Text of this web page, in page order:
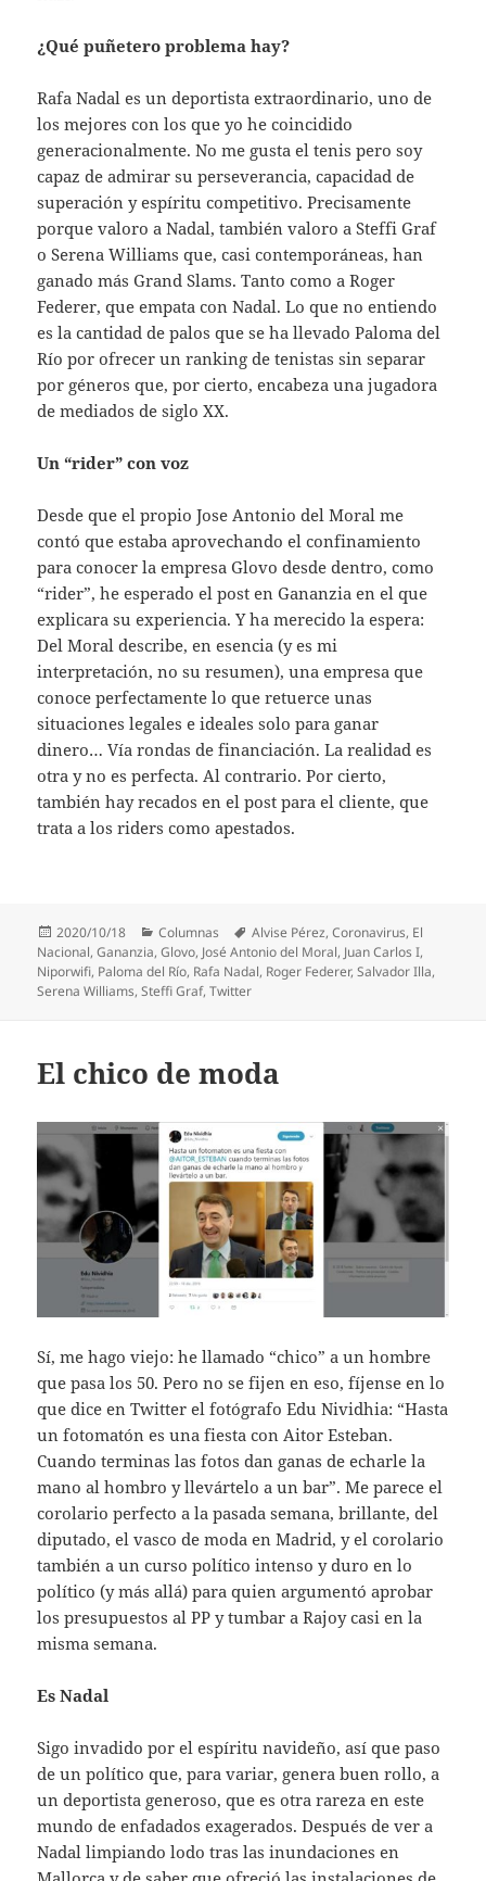
¿Qué puñetero problema hay?
Rafa Nadal es un deportista extraordinario, uno de
los mejores con los que yo he coincidido
generacionalmente. No me gusta el tenis pero soy
capaz de admirar su perseverancia, capacidad de
superación y espíritu competitivo. Precisamente
porque valoro a Nadal, también valoro a Steffi Graf
o Serena Williams que, casi contemporáneas, han
ganado más Grand Slams. Tanto como a Roger
Federer, que empata con Nadal. Lo que no entiendo
es la cantidad de palos que se ha llevado Paloma del
Río por ofrecer un ranking de tenistas sin separar
por géneros que, por cierto, encabeza una jugadora
de mediados de siglo XX.
Un “rider” con voz
Desde que el propio Jose Antonio del Moral me
contó que estaba aprovechando el confinamiento
para conocer la empresa Glovo desde dentro, como
“rider”, he esperado el post en Gananzia en el que
explicara su experiencia. Y ha merecido la espera:
Del Moral describe, en esencia (y es mi
interpretación, no su resumen), una empresa que
conoce perfectamente lo que retuerce unas
situaciones legales e ideales solo para ganar
dinero… Vía rondas de financiación. La realidad es
otra y no es perfecta. Al contrario. Por cierto,
también hay recados en el post para el cliente, que
trata a los riders como apestados.
Publicado
el
2020/10/18 Categorías
Columnas Etiquetas
Alvise Pérez,Coronavirus, El
Nacional,Gananzia,Glovo, José Antonio del Moral, Juan Carlos I,
Niporwifi, Paloma del Río, Rafa Nadal, Roger Federer,Salvador Illa,
Serena Williams,Steffi Graf,Twitter
El chico de moda
Sí, me hago viejo: he llamado “chico” a un hombre
que pasa los 50. Pero no se fijen en eso, fíjense en lo
que dice en Twitter el fotógrafo Edu Nividhia: “Hasta
un fotomatón es una fiesta con Aitor Esteban.
Cuando terminas las fotos dan ganas de echarle la
mano al hombro y llevártelo a un bar”. Me parece el
corolario perfecto a la pasada semana, brillante, del
diputado, el vasco de moda en Madrid, y el corolario
también a un curso político intenso y duro en lo
político (y más allá) para quien argumentó aprobar
los presupuestos al PP y tumbar a Rajoy casi en la
misma semana.
Es Nadal
Sigo invadido por el espíritu navideño, así que paso
de un político que, para variar, genera buen rollo, a
un deportista generoso, que es otra rareza en este
mundo de enfadados exagerados. Después de ver a
Nadal limpiando lodo tras las inundaciones en